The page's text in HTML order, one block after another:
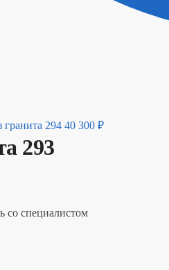
294 40 300 ₽
293
со специалистом